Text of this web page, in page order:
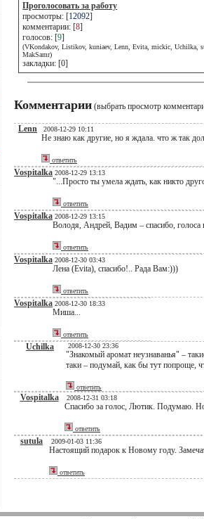
Проголосовать за работу
просмотры: [12092]
комментарии: [8]
голосов: [9]
(VKondakov, Listikov, kuniaev, Lenn, Evita, mickic, Uchilka,
MakSamr)
закладки: [0]
Комментарии (выбрать просмотр
Lenn 2008-12-29 10:11
Не знаю как другие, но я ждала. что ж так
ответить
Vospitalka 2008-12-29 13:13
"...Просто ты умела ждать, как никто
ответить
Vospitalka 2008-12-29 13:15
Володя, Андрей, Вадим – спасибо,
ответить
Vospitalka 2008-12-30 03:43
Лена (Evita), спасибо!.. Рада Вам:)))
ответить
Vospitalka 2008-12-30 18:33
Миша...
ответить
Uchilka 2008-12-30 23:36
"Знакомый аромат неузнаванья" –
таки – подумай, как бы тут попроще,
ответить
Vospitalka 2008-12-31 03:18
Спасибо за голос, Лютик. Подумаю.
ответить
sutula 2009-01-03 11:36
Настоящий подарок к Новому году.
ответить